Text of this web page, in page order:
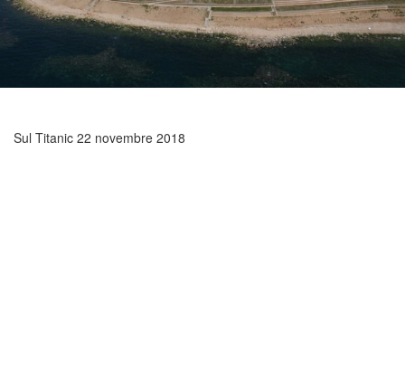
Sul Titanic 22 novembre 2018